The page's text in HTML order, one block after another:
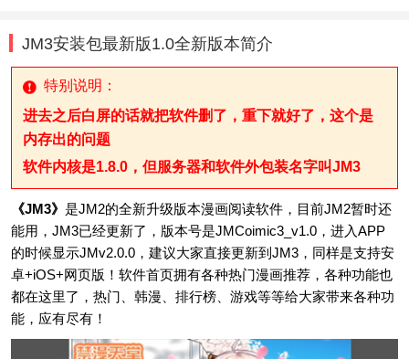
JM3安装包最新版1.0全新版本简介
特别说明：
进去之后白屏的话就把软件删了，重下就好了，这个是
内存出的问题
软件内核是1.8.0，但服务器和软件外包装名字叫JM3
《JM3》 是JM2的全新升级版本漫画阅读软件，目前JM2暂时还
能用，JM3已经更新了，版本号是JMCoimic3_v1.0，进入APP
的时候显示JMv2.0.0，建议大家直接更新到JM3，同样是支持安
卓+iOS+网页版！软件首页拥有各种热门漫画推荐，各种功能也
都在这里了，热门、韩漫、排行榜、游戏等等给大家带来各种功
能，应有尽有！